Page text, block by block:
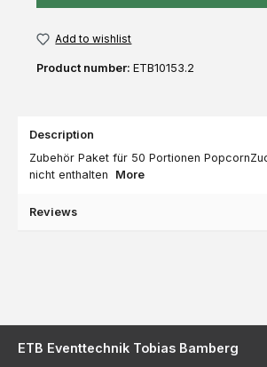
Add to wishlist
Product number: ETB10153.2
Description
Zubehör Paket für 50 Portionen
nicht enthalten More
Reviews
ETB Eventtechnik Tobias Bamberg